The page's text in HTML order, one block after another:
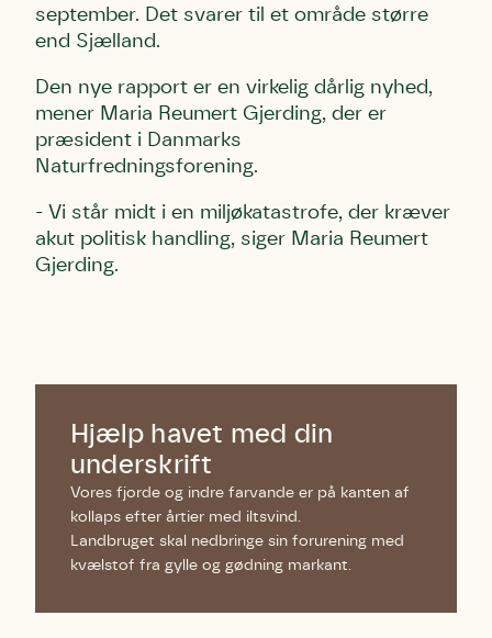
september. Det svarer til et område større
end Sjælland.
Den nye rapport er en virkelig dårlig nyhed,
mener Maria Reumert Gjerding, der er
præsident i Danmarks
Naturfredningsforening.
- Vi står midt i en miljøkatastrofe, der kræver
akut politisk handling, siger Maria Reumert
Gjerding.
Hjælp havet med din
underskrift
Vores fjorde og indre farvande er på kanten af
kollaps efter årtier med iltsvind.
Landbruget skal nedbringe sin forurening med
kvælstof fra gylle og gødning markant.